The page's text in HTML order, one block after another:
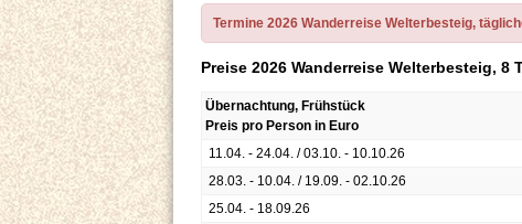
Termine 2026 Wanderreise Welterbesteig,
Preise 2026 Wanderreise Welterbesteig, 8
Übernachtung, Frühstück
Preis pro Person in Euro
11.04. - 24.04. / 03.10. - 10.10.26
28.03. - 10.04. / 19.09. - 02.10.26
25.04. - 18.09.26